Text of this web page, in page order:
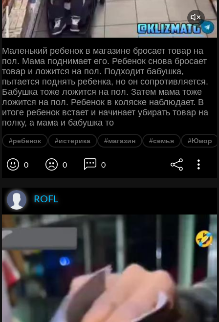
Маленький ребенок в магазине бросает товар на
пол. Мама поднимает его. Ребенок снова бросает
товар и ложится на пол. Подходит бабушка,
пытается поднять ребенка, но он сопротивляется.
Бабушка тоже ложится на пол. Затем мама тоже
ложится на пол. Ребенок в коляске наблюдает. В
итоге ребенок встает и начинает убирать товар на
полку, а мама и бабушка то
#ребенок #истерика #магазин #семья #Юмор
0 0 0
ROFL